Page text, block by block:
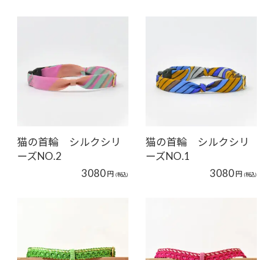
猫の首輪 シルクシリ
ーズNO.2
3080円 (税込)
猫の首輪 シルクシリ
ーズNO.1
3080円 (税込)